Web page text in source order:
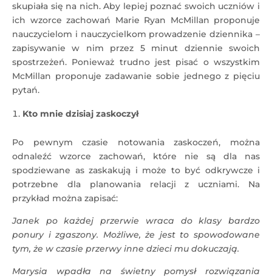
skupiała się na nich. Aby lepiej poznać swoich uczniów i
ich wzorce zachowań Marie Ryan McMillan proponuje
nauczycielom i nauczycielkom prowadzenie dziennika –
zapisywanie w nim przez 5 minut dziennie swoich
spostrzeżeń. Ponieważ trudno jest pisać o wszystkim
McMillan proponuje zadawanie sobie jednego z pięciu
pytań.
Kto mnie dzisiaj zaskoczył
Po pewnym czasie notowania zaskoczeń, można
odnaleźć wzorce zachowań, które nie są dla nas
spodziewane as zaskakują i może to być odkrywcze i
potrzebne dla planowania relacji z uczniami. Na
przykład można zapisać:
Janek po każdej przerwie wraca do klasy bardzo
ponury i zgaszony. Możliwe, że jest to spowodowane
tym, że w czasie przerwy inne dzieci mu dokuczają.
Marysia wpadła na świetny pomysł rozwiązania